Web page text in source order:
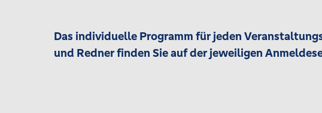
Das individuelle Programm für jeden
und Redner finden Sie auf der jeweiligen